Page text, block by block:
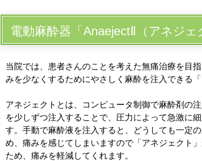
電動麻酔器「AnaejectⅡ（アネジ
当院では、患者さんのことを考えた無痛治療を目
みを少なくするためにやさしく麻酔を注入できる
アネジェクトとは、コンピュータ制御で麻酔剤の
を少しずつ注入することで、圧力によって急激に
す。手動で麻酔液を注入すると、どうしても一定
め、痛みを感じてしまいますので「アネジェクト
ため、痛みを軽減してくれます。